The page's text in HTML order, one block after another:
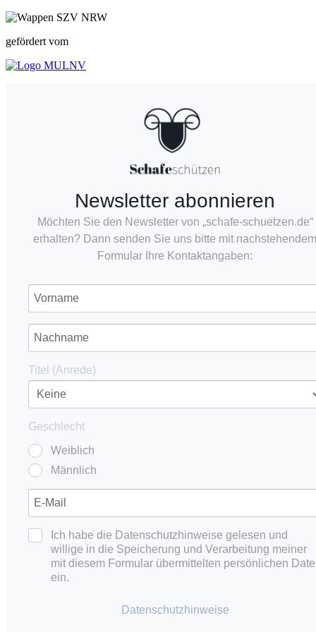
gefördert vom
Newsletter abonnieren
Möchten Sie den Newsletter von „schafe-schuetzen.de“
erhalten? Dann senden Sie uns bitte mit nachstehendem
Formular Ihre Kontaktangaben:
Titel (Anrede)
Geschlecht
Weiblich
Männlich
Ich habe die Datenschutzhinweise gelesen und
willige in die Speicherung und Verarbeitung meiner
mit diesem Formular übermittelten persönlichen
ein.
Datenschutzhinweise